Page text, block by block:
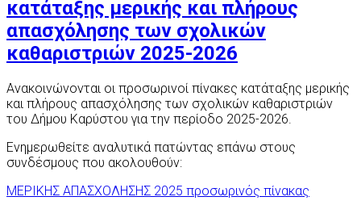
κατάταξης μερικής και πλήρους
απασχόλησης των σχολικών
καθαριστριών 2025-2026
Ανακοινώνονται οι προσωρινοί πίνακες κατάταξης μερικής
και πλήρους απασχόλησης των σχολικών καθαριστριών
του Δήμου Καρύστου για την περίοδο 2025-2026.
Ενημερωθείτε αναλυτικά πατώντας επάνω στους
συνδέσμους που ακολουθούν:
ΜΕΡΙΚΗΣ ΑΠΑΣΧΟΛΗΣΗΣ 2025 προσωρινός πίνακας